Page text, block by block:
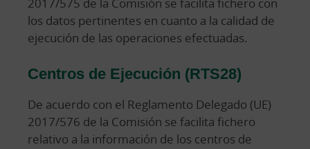
los datos pertinentes en cuanto a la calidad de
ejecución de las operaciones efectuadas.
Centros de Ejecución (RTS28)
De acuerdo con el Reglamento Delegado (UE)
2017/576 de la Comisión se facilita fichero
relativo a la información de los centros de